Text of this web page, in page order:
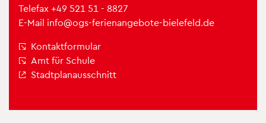
Tele­fax +49 521 51 - 8827
E-Mail info@​ogs-​fer​iena​ngeb​ote-​bielefeld.​de
Kon­takt­for­mu­lar
Amt für Schule
Stadt­plan­aus­schnitt